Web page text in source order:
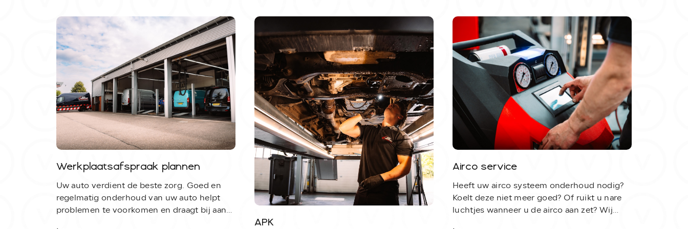
Home
Aanbod
Diensten
Werkplaats
Vacatures
Over ons
Verkocht
Contact: info@vervoortauto.nl0413 – 47 23 64
Werkplaatsafspraak plannen
Uw auto verdient de beste zorg. Goed en
regelmatig onderhoud van uw auto helpt
problemen te voorkomen en draagt bij aan
APK
Airco service
Heeft uw airco systeem onderhoud nodig?
Koelt deze niet meer goed? Of ruikt u nare
luchtjes wanneer u de airco aan zet? Wij